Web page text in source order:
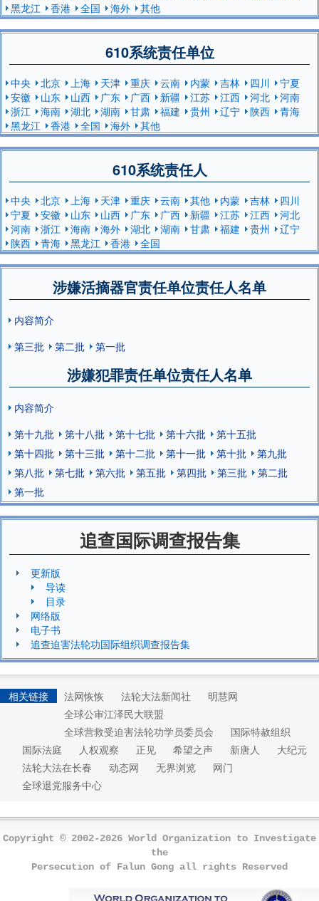
黑龙江
香港 全国 海外 其他
610系统责任单位
中央 北京 上海 天津 重庆 云南 内蒙 吉林 四川
宁夏
安徽
山东 山西 广东 广西 新疆 江苏 江西 河北
河南
浙江
海南 湖北 湖南 甘肃 福建 贵州 辽宁 陕西
青海
黑龙江
香港 全国 海外 其他
610系统责任人
中央 北京 上海 天津 重庆 云南 其他 内蒙 吉林
四川
宁夏
安徽 山东 山西 广东 广西 新疆 江苏 江西
河北
河南
浙江 海南 海外 湖北 湖南 甘肃 福建 贵州
辽宁
陕西
青海 黑龙江 香港 全国
涉嫌活摘器官责任单位责任人名单
内容简介
第三批
第二批 第一批
涉嫌犯罪责任单位责任人名单
内容简介
第十九批
第十八批 第十七批 第十六批
第十五批
第十四批
第十三批 第十二批 第十一批 第十批
第九批
第八批
第七批 第六批 第五批 第四批 第三批
第二批
第一批
追查国际调查报告集
更新版
导读
目录
网络版
电子书
追查迫害法轮功国际组织调查报告集
相关链接 法网恢恢 法轮大法新闻社
明慧网
全球公审江泽民大联盟
全球营救受迫害法轮功学员委员会
国际特赦组织
国际法庭
人权观察 正见 希望之声 新唐人
大纪元
法轮大法在长春
动态网 无界浏览
网门
全球退党服务中心
Copyright © 2002-2026 World Organization to Investigate
the
Persecution of Falun Gong all rights Reserved